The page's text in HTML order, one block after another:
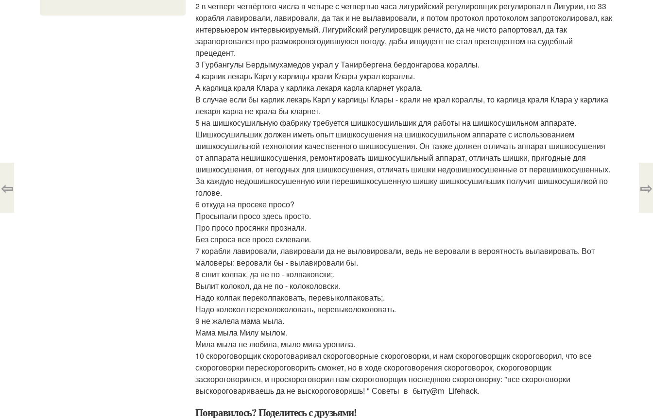
2 в четверг четвёртого числа в четыре с четвертью часа лигурийский регулировщик регулировал в Лигурии, но 33
корабля лавировали, лавировали, да так и не вылавировали, и потом протокол протоколом запротоколировал, как
интервьюером интервьюируемый. Лигурийский регулировщик речисто, да не чисто рапортовал, да так
зарапортовался про размокропогодившуюся погоду, дабы инцидент не стал претендентом на судебный
прецедент.
3 Гурбангулы Бердымухамедов украл у Танирбергена бердонгарова кораллы.
4 карлик лекарь Карл у карлицы крали Клары украл кораллы.
А карлица краля Клара у карлика лекаря карла кларнет украла.
В случае если бы карлик лекарь Карл у карлицы Клары - крали не крал кораллы, то карлица краля Клара у карлика
лекаря карла не крала бы кларнет.
5 на шишкосушильную фабрику требуется шишкосушильшик для работы на шишкосушильном аппарате.
Шишкосушильшик должен иметь опыт шишкосушения на шишкосушильном аппарате с использованием
шишкосушильной технологии качественного шишкосушения. Он также должен отличать аппарат шишкосушения
от аппарата нешишкосушения, ремонтировать шишкосушильный аппарат, отличать шишки, пригодные для
шишкосушения, от негодных для шишкосушения, отличать шишки недошишкосушенные от перешишкосушенных.
За каждую недошишкосушенную или перешишкосушенную шишку шишкосушильшик получит шишкосушилкой по
голове.
6 откуда на просеке просо?
Просыпали просо здесь просто.
Про просо просянки прознали.
Без спроса все просо склевали.
7 корабли лавировали, лавировали да не выловировали, ведь не веровали в вероятность вылавировать. Вот
маловеры: веровали бы - вылавировали бы.
8 сшит колпак, да не по - колпаковски;.
Вылит колокол, да не по - колоколовски.
Надо колпак переколпаковать, перевыколпаковать;.
Надо колокол переколоколовать, перевыколоколовать.
9 не жалела мама мыла.
Мама мыла Милу мылом.
Мила мыла не любила, мыло мила уронила.
10 скороговорщик скороговаривал скороговорные скороговорки, и нам скороговорщик скороговорил, что все
скороговорки перескороговорить сможет, но в ходе скороговорения скороговорок, скороговорщик
заскороговорился, и проскороговорил нам скороговорщик последнюю скороговорку: "все скороговорки
выскороговариваешь да не выскороговоришь! " Советы_в_быту@m_Lifehack.
Понравилось? Поделитесь с друзьями!
⇦ ⇨